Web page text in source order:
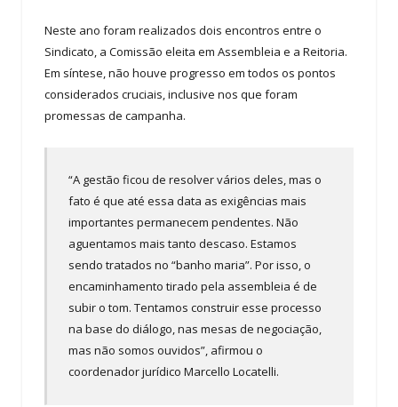
Neste ano foram realizados dois encontros entre o
Sindicato, a Comissão eleita em Assembleia e a Reitoria.
Em síntese, não houve progresso em todos os pontos
considerados cruciais, inclusive nos que foram
promessas de campanha.
“A gestão ficou de resolver vários deles, mas o
fato é que até essa data as exigências mais
importantes permanecem pendentes. Não
aguentamos mais tanto descaso. Estamos
sendo tratados no “banho maria”. Por isso, o
encaminhamento tirado pela assembleia é de
subir o tom. Tentamos construir esse processo
na base do diálogo, nas mesas de negociação,
mas não somos ouvidos”, afirmou o
coordenador jurídico Marcello Locatelli.